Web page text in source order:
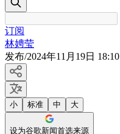
订阅
林娉莹
发布/2024年11月19日 18:10
小 标准 中 大
设为谷歌新闻首选来源